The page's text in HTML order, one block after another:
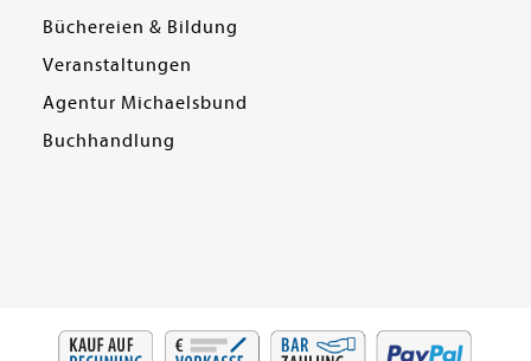
Büchereien & Bildung
Veranstaltungen
Agentur Michaelsbund
Buchhandlung